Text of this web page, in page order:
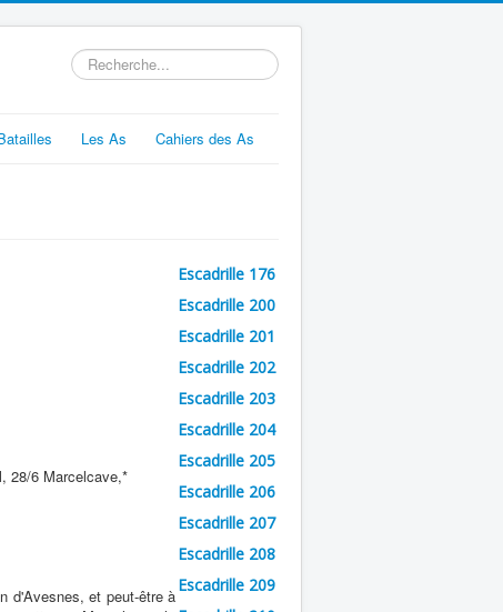
Rechercher
Les As Cahiers des As
28/6 Marcelcave,*
d'Avesnes, et peut-être à
Escadrille 176
Escadrille 200
Escadrille 201
Escadrille 202
Escadrille 203
Escadrille 204
Escadrille 205
Escadrille 206
Escadrille 207
Escadrille 208
Escadrille 209